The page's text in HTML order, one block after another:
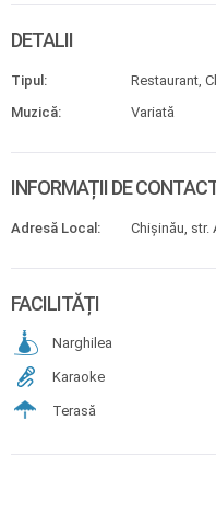
DETALII
Tipul:
Restaurant,
Muzică:
Variată
INFORMAȚII DE
Adresă Local: Chișinău, str.
FACILITĂȚI
Narghilea
Karaoke
Terasă